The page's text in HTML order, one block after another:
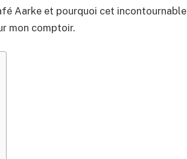
Aarke et pourquoi cet incontournable
mon comptoir.